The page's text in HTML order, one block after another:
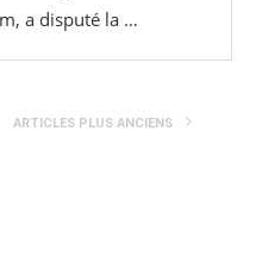
a disputé la …
ARTICLES PLUS ANCIENS